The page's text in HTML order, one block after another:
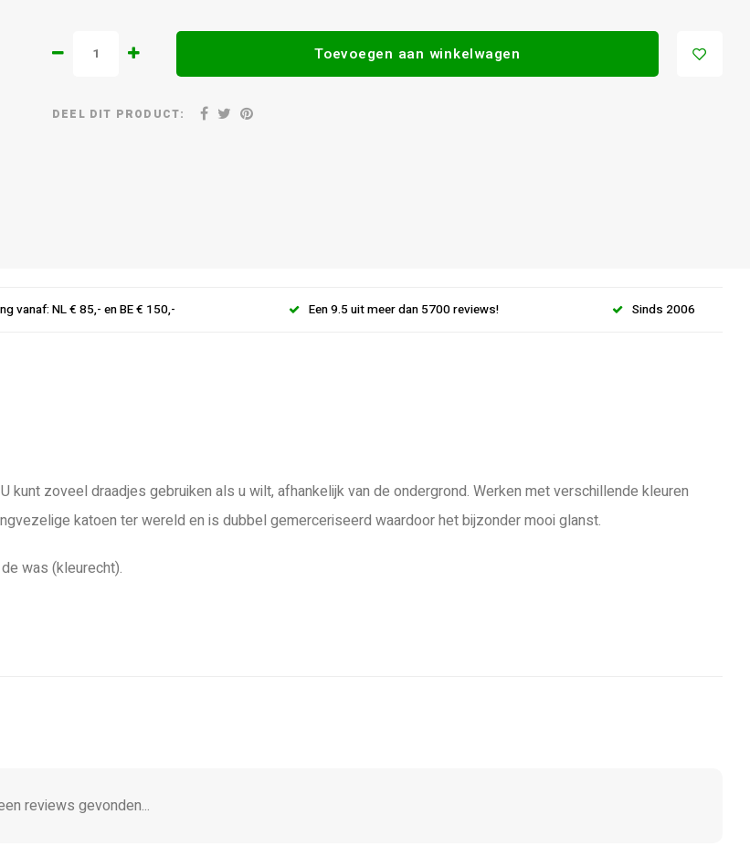
Toevoegen aan winkelwagen
DEEL DIT PRODUCT:
vanaf: NL € 85,- en BE € 150,- Een 9.5 uit meer dan 5700 reviews! Sinds 2006
zoveel draadjes gebruiken als u wilt, afhankelijk van de ondergrond. Werken met verschillende kleuren
katoen ter wereld en is dubbel gemerceriseerd waardoor het bijzonder mooi glanst.
was (kleurecht).
reviews gevonden...